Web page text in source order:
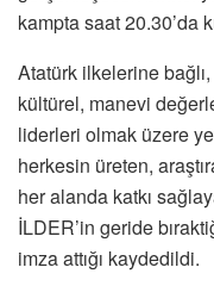
kampta saat 20.30’da
Atatürk ilkelerine
kültürel, manevi
liderleri olmak üzere
herkesin üreten,
her alanda katkı
İLDER’in geride
imza attığı kaydedildi.